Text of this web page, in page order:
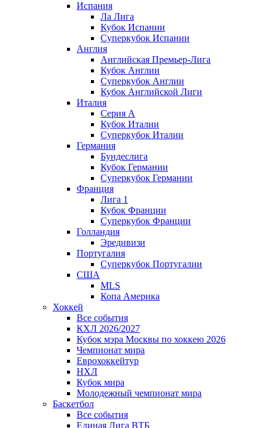
Испания
Ла Лига
Кубок Испании
Суперкубок Испании
Англия
Английская Премьер-Лига
Кубок Англии
Суперкубок Англии
Кубок Английской Лиги
Италия
Серия А
Кубок Италии
Суперкубок Италии
Германия
Бундеслига
Кубок Германии
Суперкубок Германии
Франция
Лига 1
Кубок Франции
Суперкубок Франции
Голландия
Эредивизи
Португалия
Суперкубок Португалии
США
MLS
Копа Америка
Хоккей
Все события
КХЛ 2026/2027
Кубок мэра Москвы по хоккею 2026
Чемпионат мира
Еврохоккейтур
НХЛ
Кубок мира
Молодежный чемпионат мира
Баскетбол
Все события
Единая Лига ВТБ